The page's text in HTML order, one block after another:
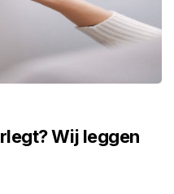
Wij leggen